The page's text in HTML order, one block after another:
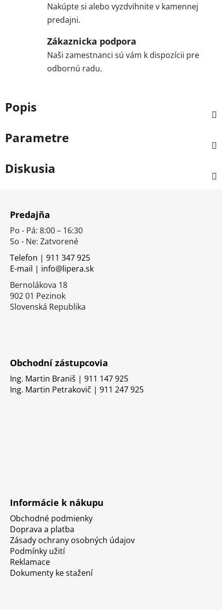
Nakúpte si alebo vyzdvihnite v kamennej
predajni.
Zákaznicka podpora
Naši zamestnanci sú vám k dispozícii pre
odbornú radu.
Popis
Parametre
Diskusia
Predajňa
Po - Pá: 8:00 – 16:30
So - Ne: Zatvorené
Telefon | 911 347 925
E-mail | info@lipera.sk
Bernolákova 18
902 01 Pezinok
Slovenská Republika
Obchodní zástupcovia
Ing. Martin Braniš | 911 147 925
Ing. Martin Petrakovič | 911 247 925
Informácie k nákupu
Obchodné podmienky
Doprava a platba
Zásady ochrany osobných údajov
Podmínky užití
Reklamace
Dokumenty ke stažení